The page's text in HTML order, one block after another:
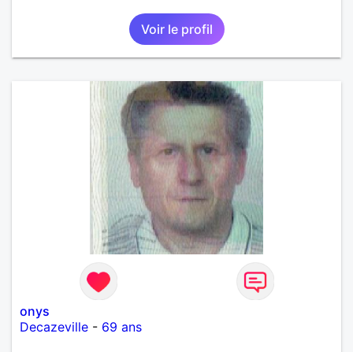
Voir le profil
onys
Decazeville - 69 ans